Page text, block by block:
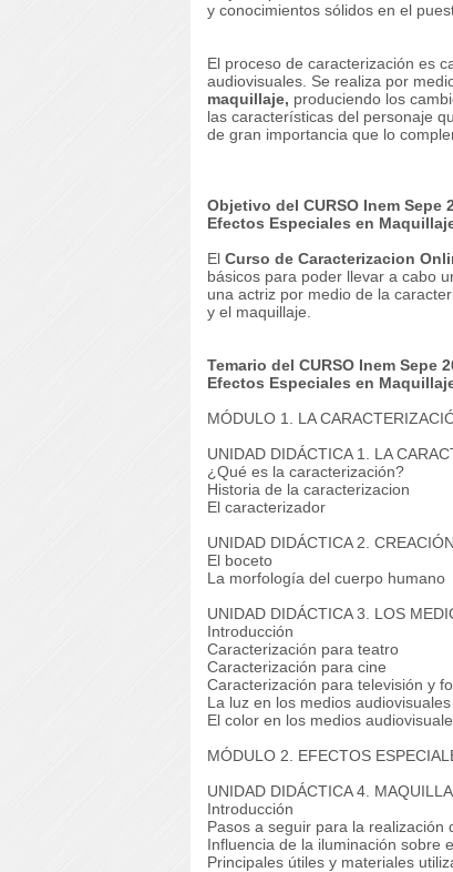
y conocimientos sólidos en el
El proceso de caracterización es
audiovisuales. Se realiza por
maquillaje, produciendo los
las características del personaje
de gran importancia que lo
Objetivo del CURSO Inem
Efectos Especiales en
El Curso de Caracterizacion
básicos para poder llevar a cabo
una actriz por medio de la
y el maquillaje.
Temario del CURSO Inem Sepe
Efectos Especiales en
MÓDULO 1. LA
UNIDAD DIDÁCTICA 1. LA
¿Qué es la caracterización?
Historia de la caracterizacion
El caracterizador
UNIDAD DIDÁCTICA 2.
El boceto
La morfología del cuerpo humano
UNIDAD DIDÁCTICA 3. LOS
Introducción
Caracterización para teatro
Caracterización para cine
Caracterización para televisión y
La luz en los medios audiovisuales
El color en los medios
MÓDULO 2. EFECTOS
UNIDAD DIDÁCTICA 4.
Introducción
Pasos a seguir para la realización
Influencia de la iluminación sobre
Principales útiles y materiales